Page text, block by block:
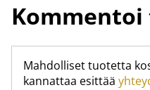
Mahdolliset tuotetta
kannattaa esittää